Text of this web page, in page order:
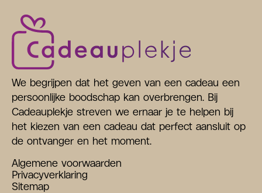
We begrijpen dat het geven van een cadeau een
persoonlijke boodschap kan overbrengen. Bij
Cadeauplekje streven we ernaar je te helpen bij
het kiezen van een cadeau dat perfect aansluit op
de ontvanger en het moment.
Algemene voorwaarden
Privacyverklaring
Sitemap